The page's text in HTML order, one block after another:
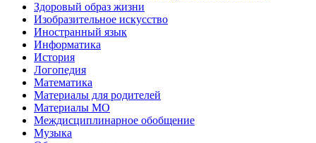
Здоровый образ жизни
Изобразительное искусство
Иностранный язык
Информатика
История
Логопедия
Математика
Материалы для родителей
Материалы МО
Междисциплинарное обобщение
Музыка